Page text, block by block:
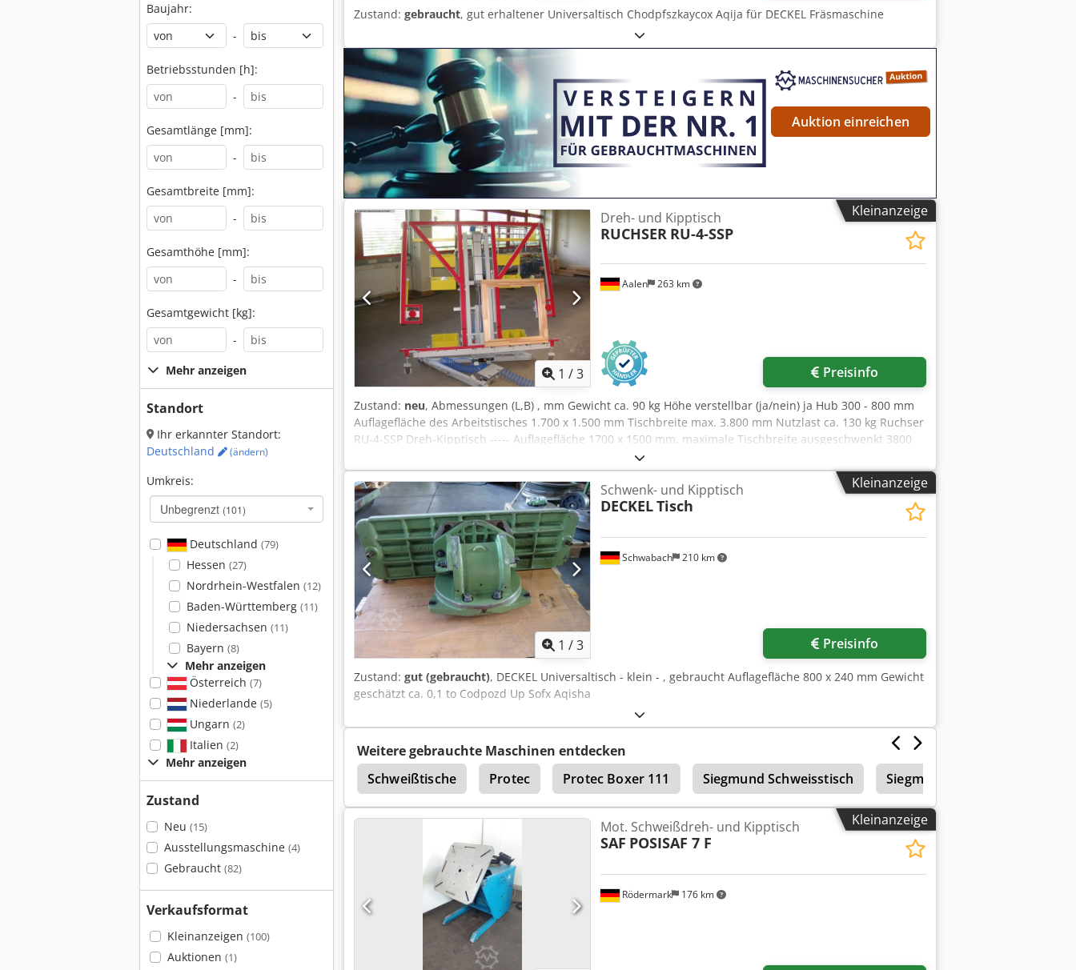
Baujahr:
-
Betriebsstunden [h]:
-
Gesamtlänge [mm]:
-
Gesamtbreite [mm]:
-
Gesamthöhe [mm]:
-
Gesamtgewicht [kg]:
-
Mehr anzeigen
Standort
Ihr erkannter Standort:
Deutschland
(ändern)
Umkreis:
Unbegrenzt (101)
Deutschland (79)
Hessen (27)
Nordrhein-Westfalen (12)
Baden-Württemberg (11)
Niedersachsen (11)
Bayern (8)
Mehr anzeigen
Österreich (7)
Niederlande (5)
Ungarn (2)
Italien (2)
Mehr anzeigen
Zustand
Neu (15)
Ausstellungsmaschine (4)
Gebraucht (82)
Verkaufsformat
Kleinanzeigen (100)
Auktionen (1)
Zustand: gebraucht, gut erhaltener Universaltisch Chodpfszkaycox Aqija für DECKEL Fräsmaschine
Auktion einreichen
Kleinanzeige
1 /3
Aalen 263 km
Dreh- und Kipptisch
RUCHSER RU-4-SSP
Preisinfo
Zustand: neu, Abmessungen (L,B) , mm Gewicht ca. 90 kg Höhe verstellbar (ja/nein) ja Hub 300 - 800 mm
Auflagefläche des Arbeitstisches 1.700 x 1.500 mm Tischbreite max. 3.800 mm Nutzlast ca. 130 kg Ruchser
RU-4-SSP Dreh-Kipptisch ----- Auflagefläche 1700 x 1500 mm, maximale Tischbreite ausgeschwenkt 3800
mm, pneumatisch kippbar, Wetterschenkelaussparung, mit 6 Ablagekästen mit je 2 Fächer, Auszüge
unten zur Verbreiterung, mit 2 Stützfüßen und 2 Flachspannzylinder, Hubeinrichtung von 300 - 800 mm,
Rollenbahn als Aufstellfläche, abklappbar. Nutzlast Tragkraft 130kg. Fahreinrichtung mit 4 Lenkrollen mit
Stoppeinrichtung (RU-4SSP) 2 Anschläge für Endkontrolle und Versiegeln Flügel-Montagevorrichtung mit
Werkzeugablage und verstellbarem Anschlag für Schrägstellung für RU-4-SSP Halterung für
Bohrmaschine, Schrauberpistole etc. mit Schrauberköcher Fahreinrichtung mit Spurkranzrollen RU-DKFA
und RU-4SSP Chodpfx Ajvu Hfdoqiea 3 Doppelmeter Fahrschiene für Fahreinrichtung 25 x 10 mm -----
Preis der o.g. Maschine auf Anfrage! zzgl. Verpackung und Versand ----- (techn. Daten lt. Hersteller - ohne
Gewähr !)
Kleinanzeige
1 /3
Schwabach 210 km
Schwenk- und Kipptisch
DECKELTisch
Preisinfo
Zustand: gut (gebraucht), DECKEL Universaltisch - klein - , gebraucht Auflagefläche 800 x 240 mm Gewicht
geschätzt ca. 0,1 to Codpozd Up Sofx Aqisha
Weitere gebrauchte Maschinen entdecken
Schweißtische
Protec Protec Boxer 111 Siegmund Schweisstisch Siegmund Schweißtische
Schwenktisch Nutentisch
Kleinanzeige
Rödermark 176 km
Mot. Schweißdreh- und Kipptisch
SAF POSISAF 7 F